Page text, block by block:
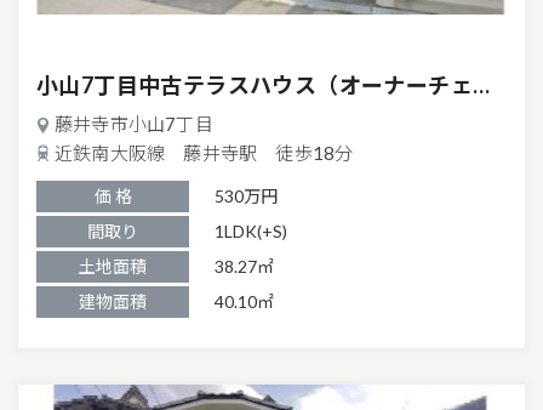
小山7丁目中古テラスハウス（オーナーチェンジ物件）
藤井寺市小山7丁目
近鉄南大阪線 藤井寺駅 徒歩18分
価 格
530万円
間取り
1LDK(+S)
土地面積
38.27㎡
建物面積
40.10㎡